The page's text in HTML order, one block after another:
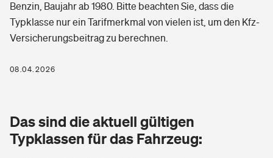
Arbeitsrechtsschutz
Berufshaftpflichtversicherung
Zur Übersicht
Tools
Elementarversicherung
Glasversicherung
Pri­vate Haft­pflicht­
Kinderunfall­ver­si­che­rung
Gesundheit
Private Krankenversicherung
Dread-Disease-Versicherung
Benzin, Baujahr ab 1980. Bitte beachten Sie, dass die
Typklasse nur ein Tarifmerkmal von vielen ist, um den Kfz-
Versicherungsbeitrag zu berechnen.
08.04.2026
Das sind die aktuell gültigen
Typklassen für das Fahrzeug: